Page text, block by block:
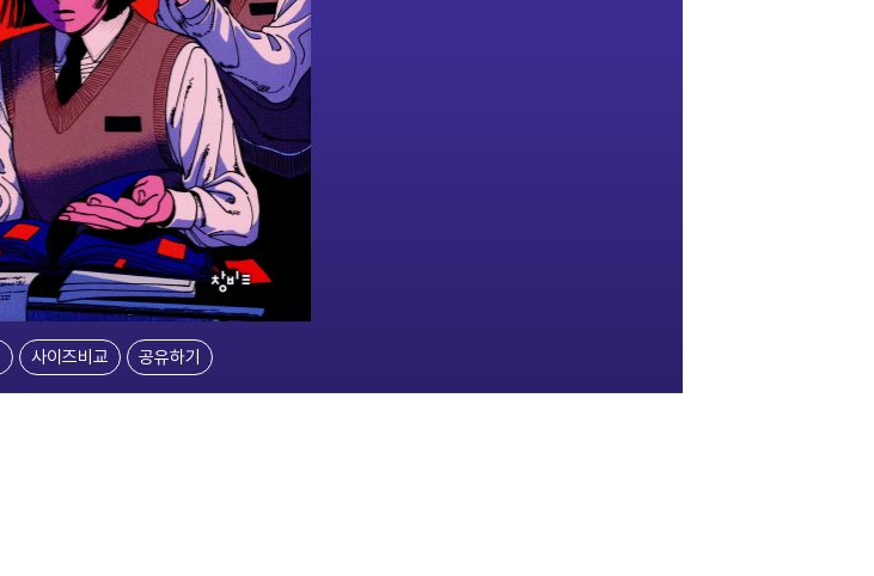
사이즈비교 공유하기